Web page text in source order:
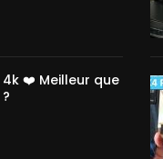
4k ❤️ Meilleur que